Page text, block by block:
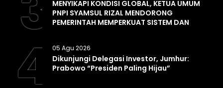
MENYIKAPI KONDISI GLOBAL, KETUA UMUM
PNPI SYAMSUL RIZAL MENDORONG
PEMERINTAH MEMPERKUAT SISTEM DAN
4 05 Agu 2026
Dikunjungi Delegasi Investor, Jumhur:
Prabowo “Presiden Paling Hijau”